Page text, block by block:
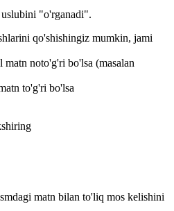
"o'rganadi".
qo'shishingiz mumkin, jami
matn noto'g'ri bo'lsa (masalan
to'g'ri bo'lsa
matn bilan to'liq mos kelishini